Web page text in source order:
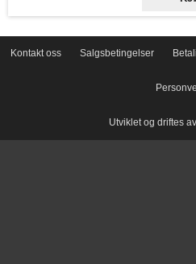
Kontakt oss Salgsbetingelser
Utviklet og driftes